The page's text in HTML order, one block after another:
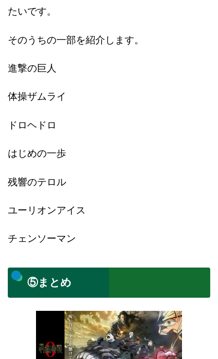
たいです。
そのうちの一部を紹介します。
進撃の巨人
体操ザムライ
ドロヘドロ
はじめの一歩
残響のテロル
ユーリオンアイス
チェンソーマン
⑤まとめ